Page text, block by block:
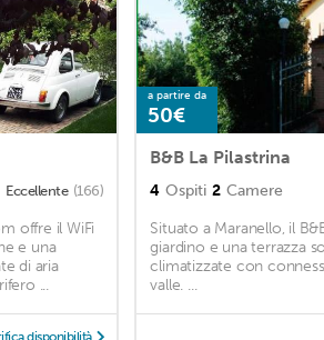
Eccellente (166)
offre il WiFi
e una
di aria
...
a partire da
50€
B&B La Pilastrina
4 Ospiti 2 Camere
Situato a Maranello, il
giardino e una terrazza
climatizzate con
valle. ...